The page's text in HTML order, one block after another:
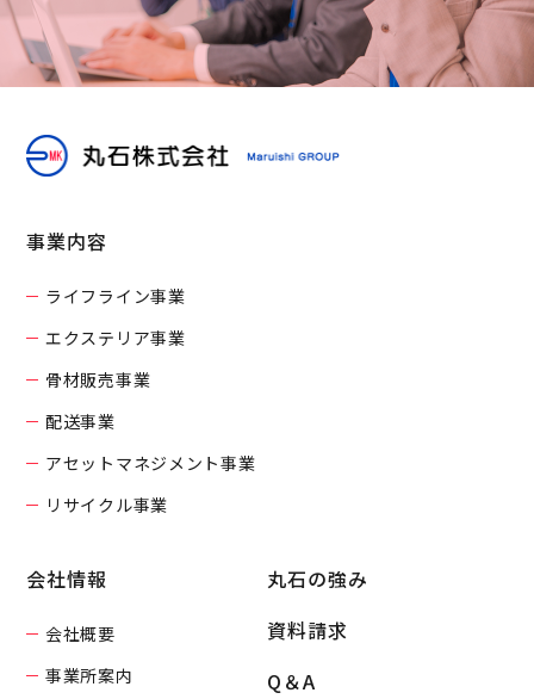
事業内容
ライフライン事業
エクステリア事業
骨材販売事業
配送事業
アセットマネジメント事業
リサイクル事業
会社情報
会社概要
事業所案内
丸石の強み
資料請求
Q＆A